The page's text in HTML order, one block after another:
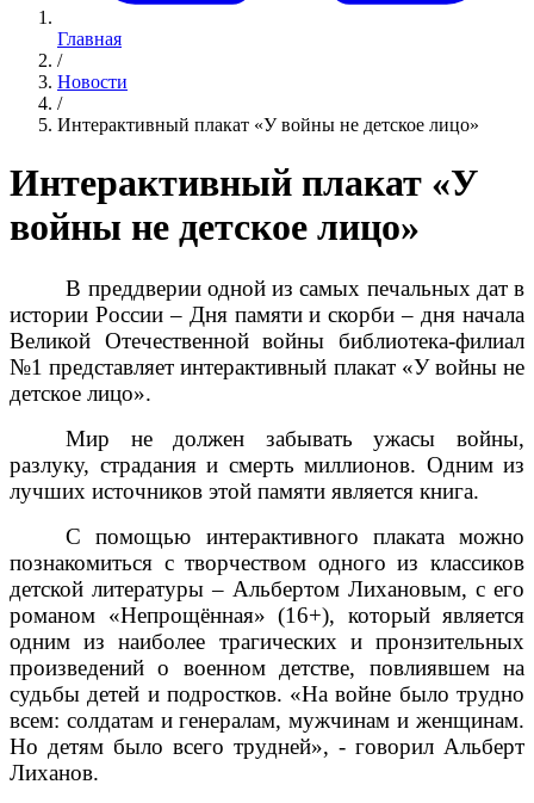
Главная
/
Новости
/
Интерактивный плакат «У войны не детское лицо»
Интерактивный плакат «У
войны не детское лицо»
В преддверии одной из самых печальных дат в
истории России – Дня памяти и скорби – дня начала
Великой Отечественной войны библиотека-филиал
№1 представляет интерактивный плакат «У войны не
детское лицо».
Мир не должен забывать ужасы войны,
разлуку, страдания и смерть миллионов. Одним из
лучших источников этой памяти является книга.
С помощью интерактивного плаката можно
познакомиться с творчеством одного из классиков
детской литературы – Альбертом Лихановым, с его
романом «Непрощённая» (16+), который является
одним из наиболее трагических и пронзительных
произведений о военном детстве, повлиявшем на
судьбы детей и подростков. «На войне было трудно
всем: солдатам и генералам, мужчинам и женщинам.
Но детям было всего трудней», - говорил Альберт
Лиханов.